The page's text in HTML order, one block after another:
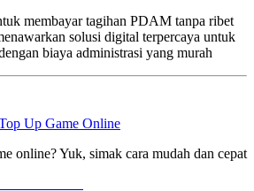
membayar tagihan PDAM tanpa ribet
solusi digital terpercaya untuk
biaya administrasi yang murah
Up Game Online
online? Yuk, simak cara mudah dan cepat